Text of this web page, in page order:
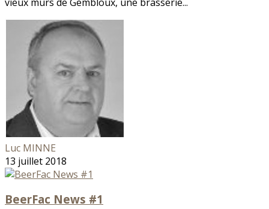
Luc MINNE
13 juillet 2018
BeerFac News #1